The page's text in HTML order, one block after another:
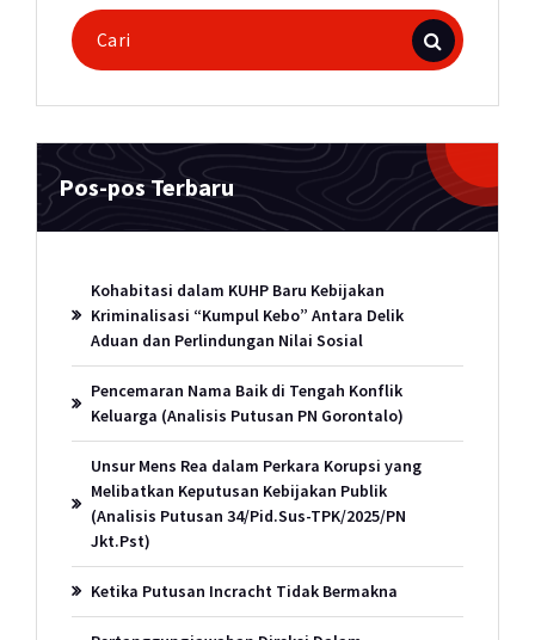
Pencarian
untuk:
Pos-pos Terbaru
Kohabitasi dalam KUHP Baru Kebijakan
Kriminalisasi “Kumpul Kebo” Antara Delik
Aduan dan Perlindungan Nilai Sosial
Pencemaran Nama Baik di Tengah Konflik
Keluarga (Analisis Putusan PN Gorontalo)
Unsur Mens Rea dalam Perkara Korupsi yang
Melibatkan Keputusan Kebijakan Publik
(Analisis Putusan 34/Pid.Sus-TPK/2025/PN
Jkt.Pst)
Ketika Putusan Incracht Tidak Bermakna